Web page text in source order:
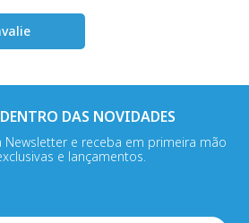
DAS NOVIDADES
Newsletter e receba em primeira mão
e lançamentos.